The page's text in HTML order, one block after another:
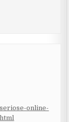
online-